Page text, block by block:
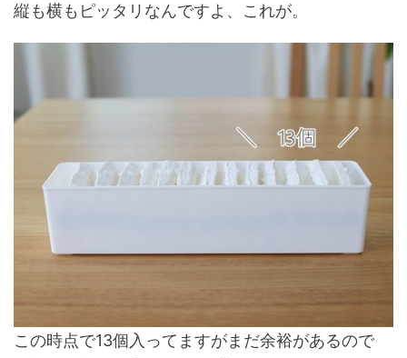
縦も横もピッタリなんですよ、これが。
この時点で13個入ってますがまだ余裕があるので